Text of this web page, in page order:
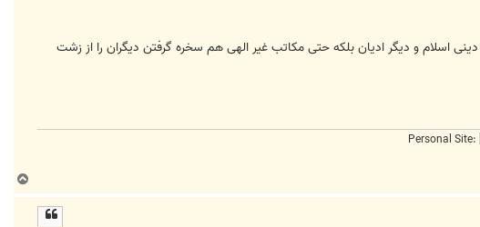
اسلام و دیگر ادیان بلکه حتی مکاتب غیر الهی هم سخره گرفتن دیگران را از زشت
Personal Site:
ا